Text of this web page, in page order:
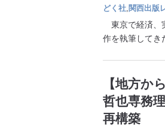
どく社, 関西出版
東京で経済、
作を執筆してき
【地方か
哲也専務
再構築